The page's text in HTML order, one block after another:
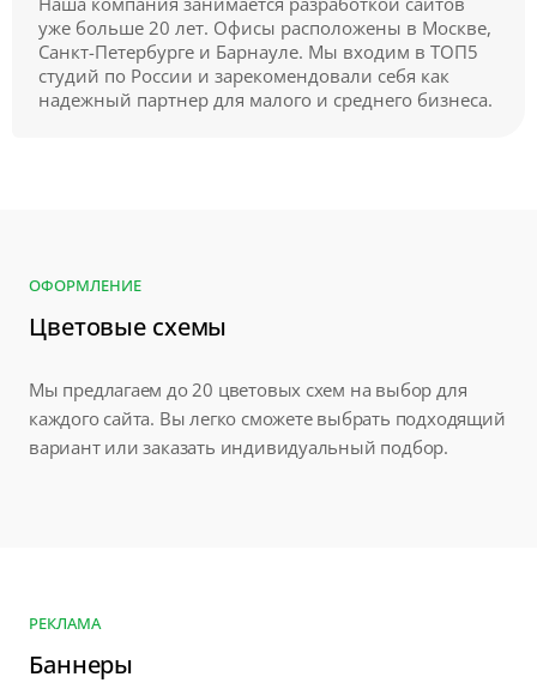
уже больше 20 лет. Офисы расположены в Москве,
Санкт-Петербурге и Барнауле. Мы входим в ТОП5
студий по России и зарекомендовали себя как
надежный партнер для малого и среднего бизнеса.
ОФОРМЛЕНИЕ
Цветовые схемы
Мы предлагаем до 20 цветовых схем на выбор для
каждого сайта. Вы легко сможете выбрать подходящий
вариант или заказать индивидуальный подбор.
РЕКЛАМА
Баннеры